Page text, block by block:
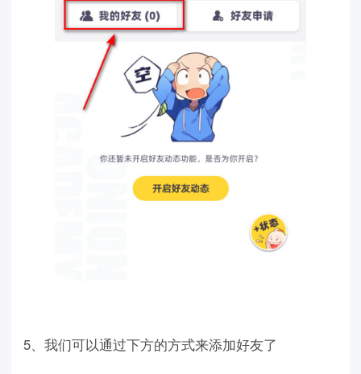
5、我们可以通过下方的方式来添加好友了